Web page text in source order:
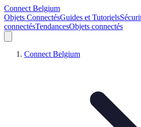
Connect Belgium
Objets ConnectésGuides et Tutoriels
connectésTendancesObjets connectés
Connect Belgium